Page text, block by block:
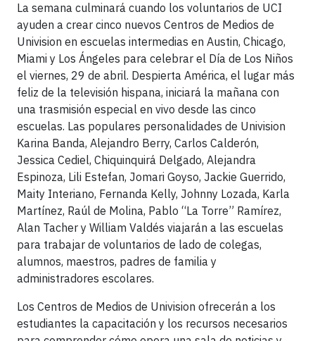
La semana culminará cuando los voluntarios de UCI
ayuden a crear cinco nuevos Centros de Medios de
Univision en escuelas intermedias en Austin, Chicago,
Miami y Los Ángeles para celebrar el Día de Los Niños
el viernes, 29 de abril. Despierta América, el lugar más
feliz de la televisión hispana, iniciará la mañana con
una trasmisión especial en vivo desde las cinco
escuelas. Las populares personalidades de Univision
Karina Banda, Alejandro Berry, Carlos Calderón,
Jessica Cediel, Chiquinquirá Delgado, Alejandra
Espinoza, Lili Estefan, Jomari Goyso, Jackie Guerrido,
Maity Interiano, Fernanda Kelly, Johnny Lozada, Karla
Martínez, Raúl de Molina, Pablo “La Torre” Ramírez,
Alan Tacher y William Valdés viajarán a las escuelas
para trabajar de voluntarios de lado de colegas,
alumnos, maestros, padres de familia y
administradores escolares.
Los Centros de Medios de Univision ofrecerán a los
estudiantes la capacitación y los recursos necesarios